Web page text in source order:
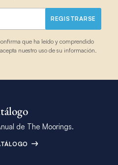
REGISTRARSE
que ha leído y comprendido
nuestro uso de su información.
de The Moorings.